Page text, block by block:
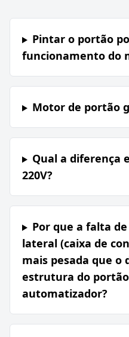
Pintar o portão
funcionamento do
Motor de portão
Qual a diferença
220V?
Por que a falta
lateral (caixa de
mais pesada que
estrutura do
automatizador?